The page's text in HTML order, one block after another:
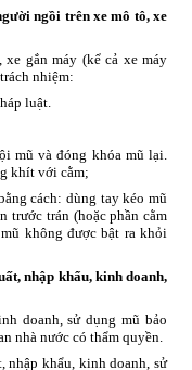
ngồi trên xemô tô, xe
gắn máy (kể cả xe máy
nhiệm:
luật.
mũ và đóng khóa mũ lại.
khít với cằm;
cách: dùng tay kéo mũ
trước trán (hoặc phần cằm
không được bật ra khỏi
nhập khẩu, kinh doanh,
doanh, sử dụng mũ bảo
nhà nước có thẩm quyền.
nhập khẩu, kinh doanh, sử